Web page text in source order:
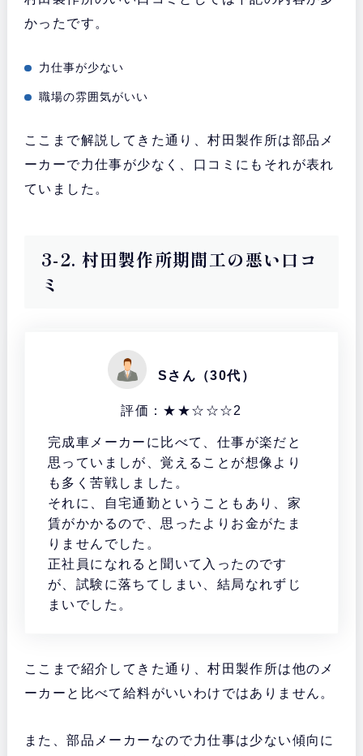
かったです。
力仕事が少ない
職場の雰囲気がいい
ここまで解説してきた通り、村田製作所は部品メ
ーカーで力仕事が少なく、口コミにもそれが表れ
ていました。
3-2. 村田製作所期間工の悪い口コ
ミ
Sさん（30代）
評価：★★☆☆☆2
完成車メーカーに比べて、仕事が楽だと
思っていましが、覚えることが想像より
も多く苦戦しました。
それに、自宅通勤ということもあり、家
賃がかかるので、思ったよりお金がたま
りませんでした。
正社員になれると聞いて入ったのです
が、試験に落ちてしまい、結局なれずじ
まいでした。
ここまで紹介してきた通り、村田製作所は他のメ
ーカーと比べて給料がいいわけではありません。
また、部品メーカーなので力仕事は少ない傾向に